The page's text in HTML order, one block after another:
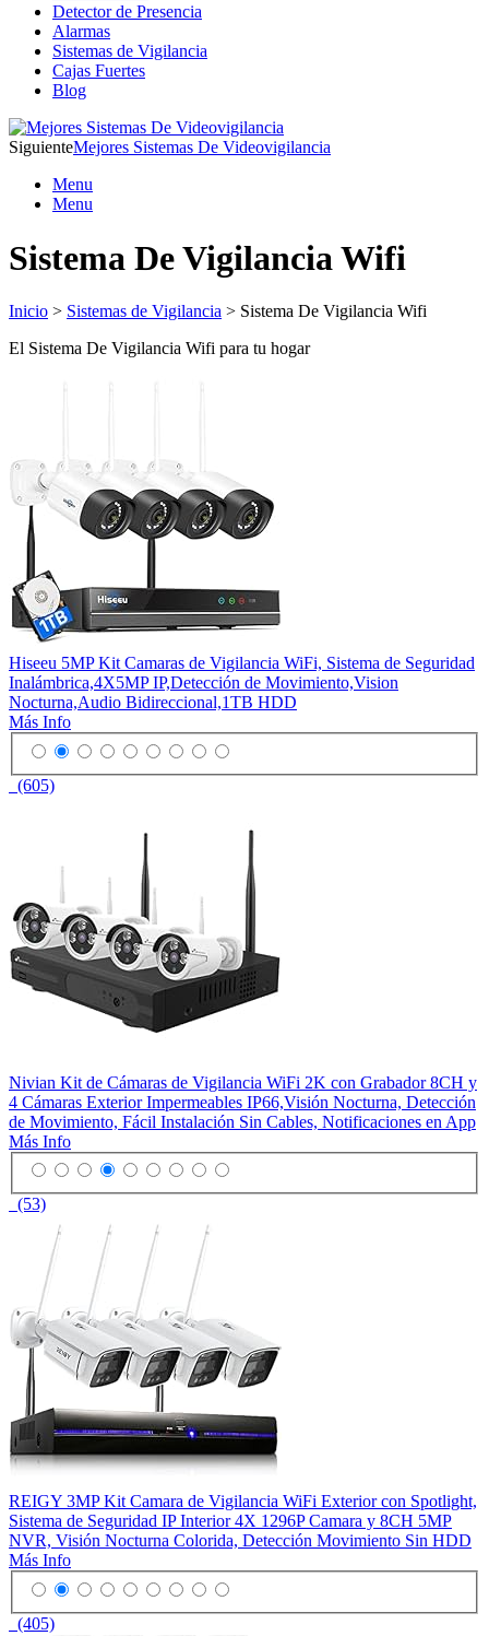
Detector de Presencia
Alarmas
Sistemas de Vigilancia
Cajas Fuertes
Blog
SiguienteMejores Sistemas De Videovigilancia
Menu
Menu
Sistema De Vigilancia Wifi
Inicio > Sistemas de Vigilancia > Sistema De Vigilancia Wifi
El Sistema De Vigilancia Wifi para tu hogar
Hiseeu 5MP Kit Camaras de Vigilancia WiFi, Sistema de Seguridad
Inalámbrica,4X5MP IP,Detección de Movimiento,Vision
Nocturna,Audio Bidireccional,1TB HDD
Más Info
(605)
Nivian Kit de Cámaras de Vigilancia WiFi 2K con Grabador 8CH y
4 Cámaras Exterior Impermeables IP66,Visión Nocturna, Detección
de Movimiento, Fácil Instalación Sin Cables, Notificaciones en App
Más Info
(53)
REIGY 3MP Kit Camara de Vigilancia WiFi Exterior con Spotlight,
Sistema de Seguridad IP Interior 4X 1296P Camara y 8CH 5MP
NVR, Visión Nocturna Colorida, Detección Movimiento Sin HDD
Más Info
(405)